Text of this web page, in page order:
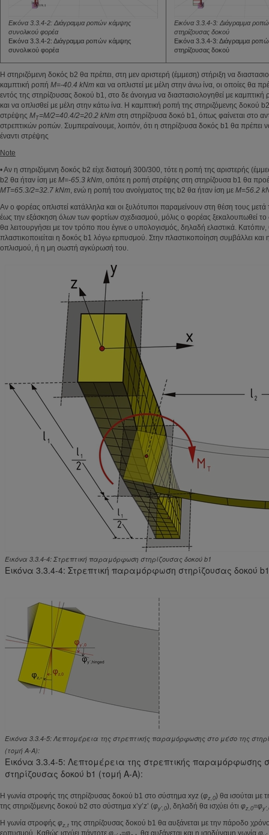
Εικόνα 3.3.4-2: Διάγραμμα ροπών κάμψης
συνολικού φορέα
Εικόνα 3.3.4-2: Διάγραμμα ροπών κάμψης
συνολικού φορέα
Εικόνα 3.3.4-3: Διάγραμμα
στηρίζουσας δοκού
Εικόνα 3.3.4-3: Διάγραμμα
στηρίζουσας δοκού
Η στηριζόμενη δοκός b2 θα πρέπει, στη μεν αριστερή (έμμεση) στήριξη να
καμπτική ροπή M=-40.4 kNm και να οπλιστεί με μέλη στην άνω ίνα, οι οποίες θα
εντός της στηρίζουσας δοκού b1, στο δε άνοιγμα να διαστασιολογηθεί με
και να οπλισθεί με μέλη στην κάτω ίνα. Η καμπτική ροπή της στηριζόμενης δοκού
στρέψης MT=M/2=40.4/2=20.2 kNm στη στηρίζουσα δοκό b1, όπως φαίνεται στο
στρεπτικών ροπών. Συμπεραίνουμε, λοιπόν, ότι η στηρίζουσα δοκός b1 θα πρέπει
έναντι στρέψης
Note
• Αν η στηριζόμενη δοκός b2 είχε διατομή 300/300, τότε η ροπή της αριστερής
b2 θα ήταν ίση με M=-65.3 kNm, οπότε η ροπή στρέψης στη στηρίζουσα b1 θα
MT=65.3/2=32.7 kNm, ενώ η ροπή του ανοίγματος της b2 θα ήταν ίση με M=56.2
Αν ο φορέας οπλιστεί κατάλληλα και οι ξυλότυποι παραμείνουν στη θέση τους
έως την εξάσκηση όλων των φορτίων σχεδιασμού, μόλις ο φορέας ξεκαλουπωθεί το
θα λειτουργήσει με τον τρόπο που έγινε ο υπολογισμός, δηλαδή ελαστικά. Κατόπιν,
πλαστικοποιείται η δοκός b1 λόγω ερπυσμού. Στην πλαστικοποίηση συμβάλλει και
οπλισμού, ή η μη σωστή αγκύρωσή του.
Εικόνα 3.3.4-4: Στρεπτική παραμόρφωση στηρίζουσας δοκού b1
Εικόνα 3.3.4-4: Στρεπτική παραμόρφωση στηρίζουσας δοκού b1
Εικόνα 3.3.4-5: Λεπτομέρεια της στρεπτικής παραμόρφωσης στο μέσο της
(τομή Α-Α):
Εικόνα 3.3.4-5: Λεπτομέρεια της στρεπτικής παραμόρφωσης
στηρίζουσας δοκού b1 (τομή Α-Α):
Η γωνία στροφής της στηρίζουσας δοκού b1 στο σύστημα xyz (φz,0) θα ισούται με
της στηριζόμενης δοκού b2 στο σύστημα x’y’z’ (φy',0), δηλαδή θα ισχύει ότι φz,0=φ
Η γωνία στροφής φz,t της στηρίζουσας δοκού b1 θα αυξάνεται με την πάροδο